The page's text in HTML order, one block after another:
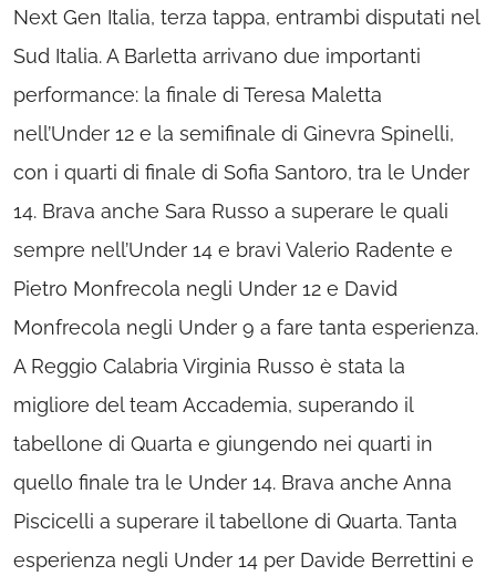
Next Gen Italia, terza tappa, entrambi disputati nel
Sud Italia. A Barletta arrivano due importanti
performance: la finale di Teresa Maletta
nell’Under 12 e la semifinale di Ginevra Spinelli,
con i quarti di finale di Sofia Santoro, tra le Under
14. Brava anche Sara Russo a superare le quali
sempre nell’Under 14 e bravi Valerio Radente e
Pietro Monfrecola negli Under 12 e David
Monfrecola negli Under 9 a fare tanta esperienza.
A Reggio Calabria Virginia Russo è stata la
migliore del team Accademia, superando il
tabellone di Quarta e giungendo nei quarti in
quello finale tra le Under 14. Brava anche Anna
Piscicelli a superare il tabellone di Quarta. Tanta
esperienza negli Under 14 per Davide Berrettini e